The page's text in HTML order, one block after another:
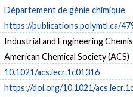
Département de génie chimique
https://publications.polymtl.ca/
Industrial and Engineering
American Chemical Society (ACS)
10.1021/acs.iecr.1c01316
https://doi.org/10.1021/